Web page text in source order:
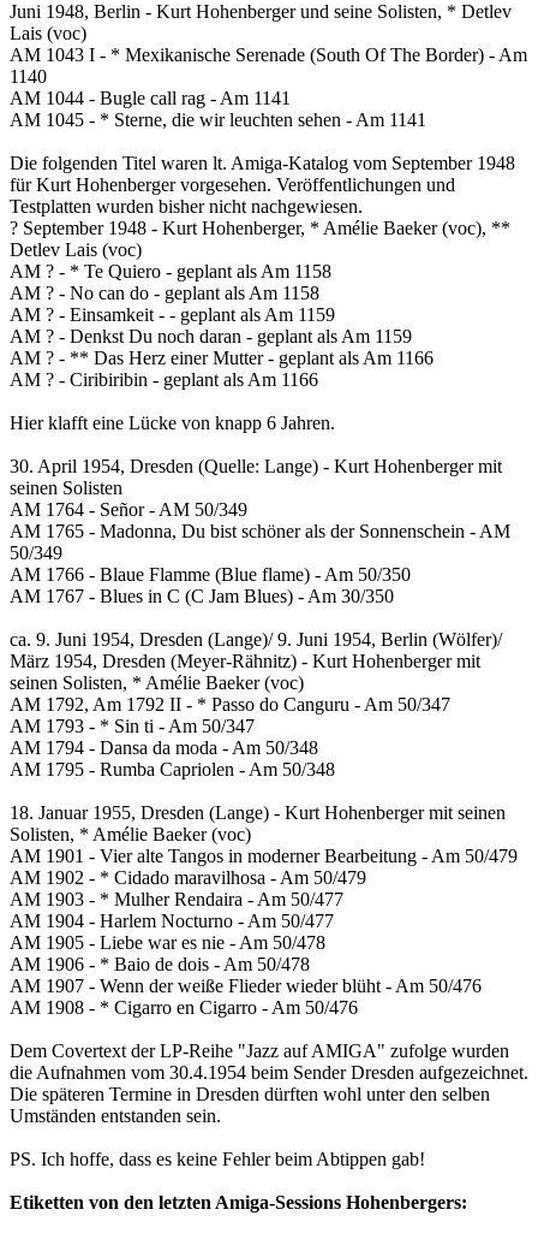
Juni 1948, Berlin - Kurt Hohenberger und seine Solisten, * Detlev
Lais (voc)
AM 1043 I - * Mexikanische Serenade (South Of The Border) - Am
1140
AM 1044 - Bugle call rag - Am 1141
AM 1045 - * Sterne, die wir leuchten sehen - Am 1141
Die folgenden Titel waren lt. Amiga-Katalog vom September 1948
für Kurt Hohenberger vorgesehen. Veröffentlichungen und
Testplatten wurden bisher nicht nachgewiesen.
? September 1948 - Kurt Hohenberger, * Amélie Baeker (voc), **
Detlev Lais (voc)
AM ? - * Te Quiero - geplant als Am 1158
AM ? - No can do - geplant als Am 1158
AM ? - Einsamkeit - - geplant als Am 1159
AM ? - Denkst Du noch daran - geplant als Am 1159
AM ? - ** Das Herz einer Mutter - geplant als Am 1166
AM ? - Ciribiribin - geplant als Am 1166
Hier klafft eine Lücke von knapp 6 Jahren.
30. April 1954, Dresden (Quelle: Lange) - Kurt Hohenberger mit
seinen Solisten
AM 1764 - Señor - AM 50/349
AM 1765 - Madonna, Du bist schöner als der Sonnenschein - AM
50/349
AM 1766 - Blaue Flamme (Blue flame) - Am 50/350
AM 1767 - Blues in C (C Jam Blues) - Am 30/350
ca. 9. Juni 1954, Dresden (Lange)/ 9. Juni 1954, Berlin (Wölfer)/
März 1954, Dresden (Meyer-Rähnitz) - Kurt Hohenberger mit
seinen Solisten, * Amélie Baeker (voc)
AM 1792, Am 1792 II - * Passo do Canguru - Am 50/347
AM 1793 - * Sin ti - Am 50/347
AM 1794 - Dansa da moda - Am 50/348
AM 1795 - Rumba Capriolen - Am 50/348
18. Januar 1955, Dresden (Lange) - Kurt Hohenberger mit seinen
Solisten, * Amélie Baeker (voc)
AM 1901 - Vier alte Tangos in moderner Bearbeitung - Am 50/479
AM 1902 - * Cidado maravilhosa - Am 50/479
AM 1903 - * Mulher Rendaira - Am 50/477
AM 1904 - Harlem Nocturno - Am 50/477
AM 1905 - Liebe war es nie - Am 50/478
AM 1906 - * Baio de dois - Am 50/478
AM 1907 - Wenn der weiße Flieder wieder blüht - Am 50/476
AM 1908 - * Cigarro en Cigarro - Am 50/476
Dem Covertext der LP-Reihe "Jazz auf AMIGA" zufolge wurden
die Aufnahmen vom 30.4.1954 beim Sender Dresden aufgezeichnet.
Die späteren Termine in Dresden dürften wohl unter den selben
Umständen entstanden sein.
PS. Ich hoffe, dass es keine Fehler beim Abtippen gab!
Etiketten von den letzten Amiga-Sessions Hohenbergers: